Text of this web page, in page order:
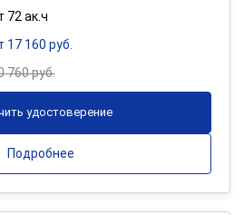
72 ак.ч
17 160 руб.
760 руб.
удостоверение
Подробнее